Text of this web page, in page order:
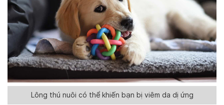
Lông thú nuôi có thể khiến bạn bị viêm da dị ứng